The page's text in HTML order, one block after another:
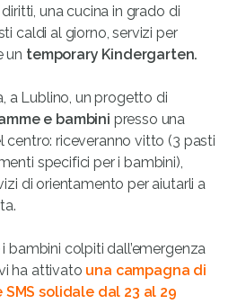
una cucina in grado di
caldi al giorno, servizi per
un temporary Kindergarten.
a Lublino, un progetto di
e bambini presso una
centro: riceveranno vitto (3 pasti
specifici per i bambini),
di orientamento per aiutarli a
bambini colpiti dall’emergenza
ha attivato una campagna di
solidale dal 23 al 29